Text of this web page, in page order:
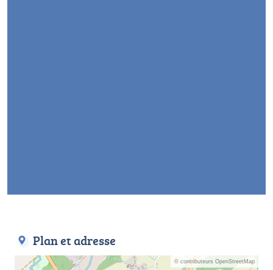
Plan et adresse
© contributeurs OpenStreetMap